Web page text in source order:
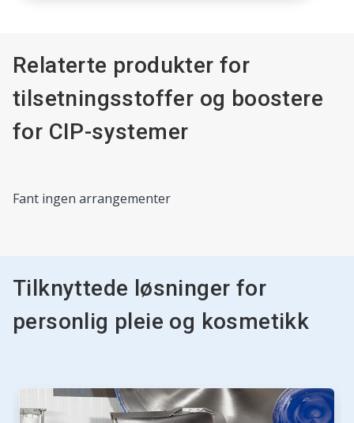
Relaterte produkter for
tilsetningsstoffer og boostere
for CIP-systemer
Dette
Neste
Forrige
til
hopp
til
Fant ingen arrangementer
Tilknyttede løsninger for
personlig pleie og kosmetikk
Dette
en